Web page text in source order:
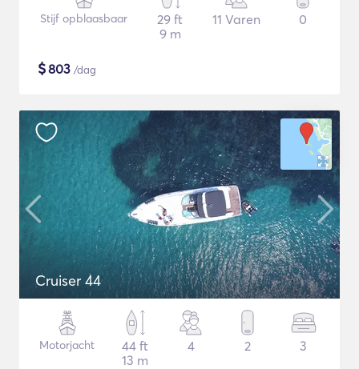
Stijf opblaasbaar
29 ft
9 m
11 Varen 0
$803 /dag
Cruiser 44
Motorjacht
44 ft
13 m
4 2 3